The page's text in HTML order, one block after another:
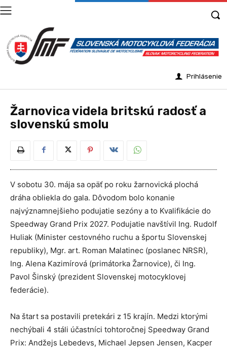
Prihlásenie
Žarnovica videla britskú radosť a
slovenskú smolu
V sobotu 30. mája sa opäť po roku žarnovická plochá
dráha obliekla do gala. Dôvodom bolo konanie
najvýznamnejšieho podujatie sezóny a to Kvalifikácie do
Speedway Grand Prix 2027. Podujatie navštívil Ing. Rudolf
Huliak (Minister cestovného ruchu a športu Slovenskej
republiky), Mgr. art. Roman Malatinec (poslanec NRSR),
Ing. Alena Kazimírová (primátorka Žarnovice), či Ing.
Pavol Šinský (prezident Slovenskej motocyklovej
federácie).
Na štart sa postavili pretekári z 15 krajín. Medzi ktorými
nechýbali 4 stáli účastníci tohtoročnej Speedway Grand
Prix: Andžejs Lebedevs, Michael Jepsen Jensen, Kacper